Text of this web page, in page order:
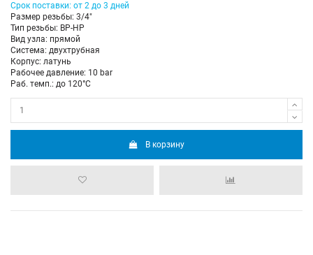
Срок поставки: от 2 до 3 дней
Размер резьбы: 3/4"
Тип резьбы: ВР-НР
Вид узла: прямой
Система: двухтрубная
Корпус: латунь
Рабочее давление: 10 bar
Раб. темп.: до 120°C
В корзину